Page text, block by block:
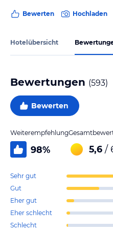
Bewerten Hochladen
Hotelübersicht
Bewertungen (593)
Bewerten
Weiterempfehlung
98% 5,6 /
Sehr gut
Gut
Eher gut
Eher schlecht
Schlecht